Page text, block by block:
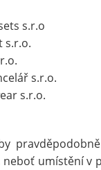
s.r.o
s.r.o.
s.r.o.
s.r.o.
neboť umístění v